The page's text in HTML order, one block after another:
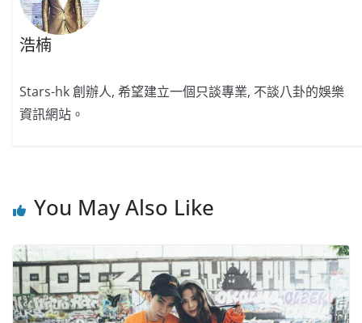
浩楠
Stars-hk 創辦人, 希望建立一個只談專業, 不談八卦的娛樂
資訊網站。
You May Also Like